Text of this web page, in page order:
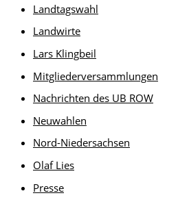
Landtagswahl
Landwirte
Lars Klingbeil
Mitgliederversammlungen
Nachrichten des UB ROW
Neuwahlen
Nord-Niedersachsen
Olaf Lies
Presse